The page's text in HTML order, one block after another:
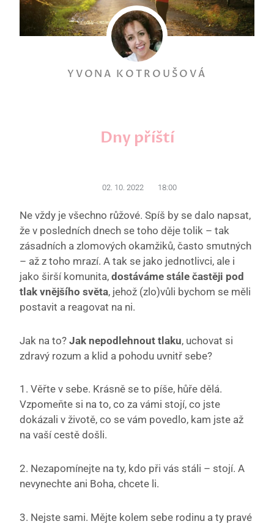
YVONA KOTROUŠOVÁ
Dny příští
02. 10. 2022 18:00
Ne vždy je všechno růžové. Spíš by se dalo napsat,
že v posledních dnech se toho děje tolik – tak
zásadních a zlomových okamžiků, často smutných
– až z toho mrazí. A tak se jako jednotlivci, ale i
jako širší komunita,dostáváme stále častěji pod
tlak vnějšího světa, jehož (zlo)vůli bychom se měli
postavit a reagovat na ni.
Jak na to?Jak nepodlehnout tlaku, uchovat si
zdravý rozum a klid a pohodu uvnitř sebe?
1. Věřte v sebe. Krásně se to píše, hůře dělá.
Vzpomeňte si na to, co za vámi stojí, co jste
dokázali v životě, co se vám povedlo, kam jste až
na vaší cestě došli.
2. Nezapomínejte na ty, kdo při vás stáli – stojí. A
nevynechte ani Boha, chcete li.
3. Nejste sami. Mějte kolem sebe rodinu a ty pravé